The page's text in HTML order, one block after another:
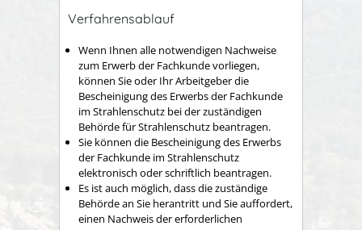
Verfahrensablauf
Wenn Ihnen alle notwendigen Nachweise
zum Erwerb der Fachkunde vorliegen,
können Sie oder Ihr Arbeitgeber die
Bescheinigung des Erwerbs der Fachkunde
im Strahlenschutz bei der zuständigen
Behörde für Strahlenschutz beantragen.
Sie können die Bescheinigung des Erwerbs
der Fachkunde im Strahlenschutz
elektronisch oder schriftlich beantragen.
Es ist auch möglich, dass die zuständige
Behörde an Sie herantritt und Sie auffordert,
einen Nachweis der erforderlichen